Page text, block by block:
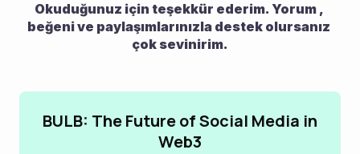
Okuduğunuz için teşekkür ederim. Yorum ,
beğeni ve paylaşımlarınızla destek olursanız
çok sevinirim.
BULB: The Future of Social Media in
Web3